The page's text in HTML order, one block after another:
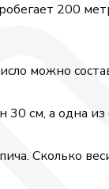
200
можно
см, а одна
Сколько